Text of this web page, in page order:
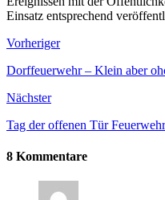
Einsatz entsprechend
Vorheriger
Dorffeuerwehr – Klein aber
Nächster
Tag der offenen Tür
8 Kommentare